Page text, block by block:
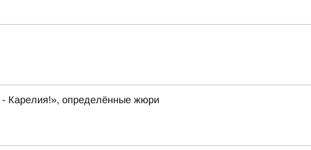
Карелия!», определённые жюри